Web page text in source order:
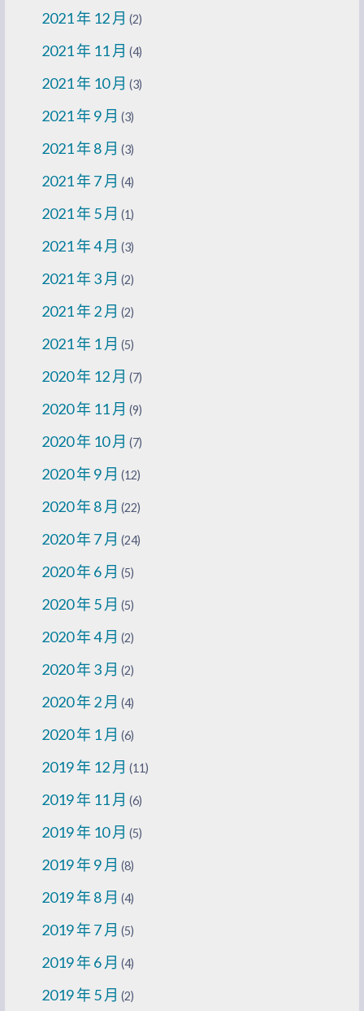
2021 年 12 月 (2)
2021 年 11 月 (4)
2021 年 10 月 (3)
2021 年 9 月 (3)
2021 年 8 月 (3)
2021 年 7 月 (4)
2021 年 5 月 (1)
2021 年 4 月 (3)
2021 年 3 月 (2)
2021 年 2 月 (2)
2021 年 1 月 (5)
2020 年 12 月 (7)
2020 年 11 月 (9)
2020 年 10 月 (7)
2020 年 9 月 (12)
2020 年 8 月 (22)
2020 年 7 月 (24)
2020 年 6 月 (5)
2020 年 5 月 (5)
2020 年 4 月 (2)
2020 年 3 月 (2)
2020 年 2 月 (4)
2020 年 1 月 (6)
2019 年 12 月 (11)
2019 年 11 月 (6)
2019 年 10 月 (5)
2019 年 9 月 (8)
2019 年 8 月 (4)
2019 年 7 月 (5)
2019 年 6 月 (4)
2019 年 5 月 (2)